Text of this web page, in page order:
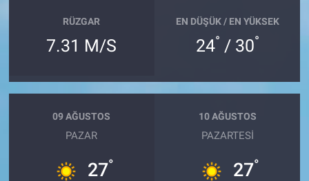
RÜZGAR
7.31 M/S
EN DÜŞÜK / EN YÜKSEK
24° / 30°
09 AĞUSTOS
PAZAR
27°
10 AĞUSTOS
PAZARTESI
27°